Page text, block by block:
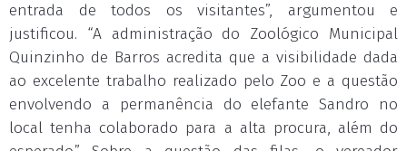
entrada de todos os visitantes”, argumentou e
justificou. “A administração do Zoológico Municipal
Quinzinho de Barros acredita que a visibilidade dada
ao excelente trabalho realizado pelo Zoo e a questão
envolvendo a permanência do elefante Sandro no
local tenha colaborado para a alta procura, além do